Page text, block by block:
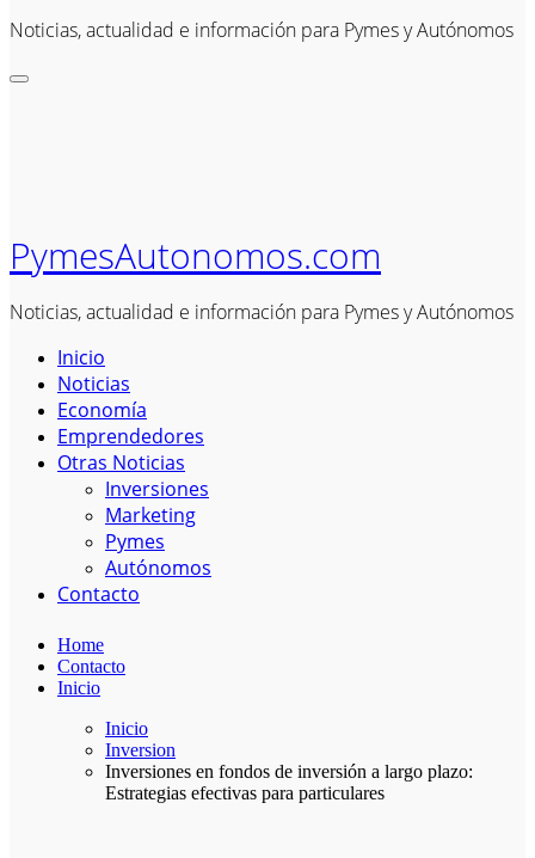
Noticias, actualidad e información para Pymes y Autónomos
PymesAutonomos.com
Noticias, actualidad e información para Pymes y Autónomos
Inicio
Noticias
Economía
Emprendedores
Otras Noticias
Inversiones
Marketing
Pymes
Autónomos
Contacto
Home
Contacto
Inicio
Inicio
Inversion
Inversiones en fondos de inversión a largo plazo:
Estrategias efectivas para particulares